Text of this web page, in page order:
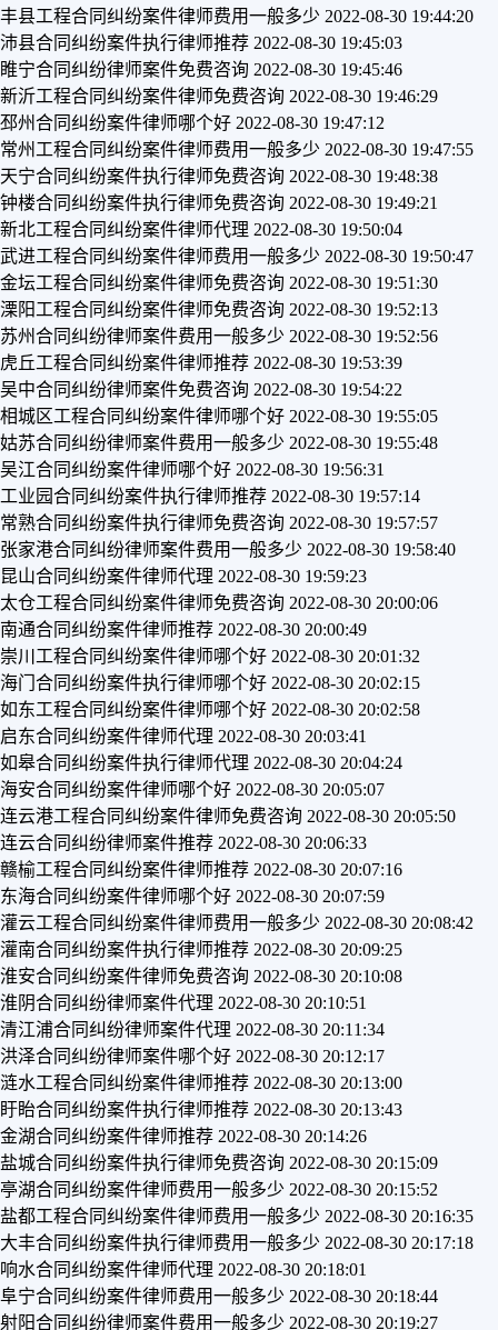
丰县工程合同纠纷案件律师费用一般多少 2022-08-30 19:44:20
沛县合同纠纷案件执行律师推荐 2022-08-30 19:45:03
睢宁合同纠纷律师案件免费咨询 2022-08-30 19:45:46
新沂工程合同纠纷案件律师免费咨询 2022-08-30 19:46:29
邳州合同纠纷案件律师哪个好 2022-08-30 19:47:12
常州工程合同纠纷案件律师费用一般多少 2022-08-30 19:47:55
天宁合同纠纷案件执行律师免费咨询 2022-08-30 19:48:38
钟楼合同纠纷案件执行律师免费咨询 2022-08-30 19:49:21
新北工程合同纠纷案件律师代理 2022-08-30 19:50:04
武进工程合同纠纷案件律师费用一般多少 2022-08-30 19:50:47
金坛工程合同纠纷案件律师免费咨询 2022-08-30 19:51:30
溧阳工程合同纠纷案件律师免费咨询 2022-08-30 19:52:13
苏州合同纠纷律师案件费用一般多少 2022-08-30 19:52:56
虎丘工程合同纠纷案件律师推荐 2022-08-30 19:53:39
吴中合同纠纷律师案件免费咨询 2022-08-30 19:54:22
相城区工程合同纠纷案件律师哪个好 2022-08-30 19:55:05
姑苏合同纠纷律师案件费用一般多少 2022-08-30 19:55:48
吴江合同纠纷案件律师哪个好 2022-08-30 19:56:31
工业园合同纠纷案件执行律师推荐 2022-08-30 19:57:14
常熟合同纠纷案件执行律师免费咨询 2022-08-30 19:57:57
张家港合同纠纷律师案件费用一般多少 2022-08-30 19:58:40
昆山合同纠纷案件律师代理 2022-08-30 19:59:23
太仓工程合同纠纷案件律师免费咨询 2022-08-30 20:00:06
南通合同纠纷案件律师推荐 2022-08-30 20:00:49
崇川工程合同纠纷案件律师哪个好 2022-08-30 20:01:32
海门合同纠纷案件执行律师哪个好 2022-08-30 20:02:15
如东工程合同纠纷案件律师哪个好 2022-08-30 20:02:58
启东合同纠纷案件律师代理 2022-08-30 20:03:41
如皋合同纠纷案件执行律师代理 2022-08-30 20:04:24
海安合同纠纷案件律师哪个好 2022-08-30 20:05:07
连云港工程合同纠纷案件律师免费咨询 2022-08-30 20:05:50
连云合同纠纷律师案件推荐 2022-08-30 20:06:33
赣榆工程合同纠纷案件律师推荐 2022-08-30 20:07:16
东海合同纠纷案件律师哪个好 2022-08-30 20:07:59
灌云工程合同纠纷案件律师费用一般多少 2022-08-30 20:08:42
灌南合同纠纷案件执行律师推荐 2022-08-30 20:09:25
淮安合同纠纷案件律师免费咨询 2022-08-30 20:10:08
淮阴合同纠纷律师案件代理 2022-08-30 20:10:51
清江浦合同纠纷律师案件代理 2022-08-30 20:11:34
洪泽合同纠纷律师案件哪个好 2022-08-30 20:12:17
涟水工程合同纠纷案件律师推荐 2022-08-30 20:13:00
盱眙合同纠纷案件执行律师推荐 2022-08-30 20:13:43
金湖合同纠纷案件律师推荐 2022-08-30 20:14:26
盐城合同纠纷案件执行律师免费咨询 2022-08-30 20:15:09
亭湖合同纠纷案件律师费用一般多少 2022-08-30 20:15:52
盐都工程合同纠纷案件律师费用一般多少 2022-08-30 20:16:35
大丰合同纠纷案件执行律师费用一般多少 2022-08-30 20:17:18
响水合同纠纷案件律师代理 2022-08-30 20:18:01
阜宁合同纠纷案件律师费用一般多少 2022-08-30 20:18:44
射阳合同纠纷律师案件费用一般多少 2022-08-30 20:19:27